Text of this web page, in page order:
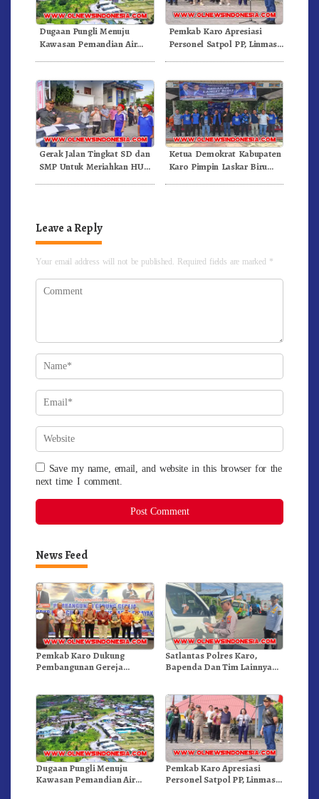
Dugaan Pungli Menuju
Kawasan Pemandian Air
Pemkab Karo Apresiasi
Personel Satpol PP, Linmas,
Gerak Jalan Tingkat SD dan
SMP Untuk Meriahkan HUT
Ketua Demokrat Kabupaten
Karo Pimpin Laskar Biru
Leave a Reply
Your email address will not be published. Required fields are marked *
Save my name, email, and website in this browser for the
next time I comment.
News Feed
Pemkab Karo Dukung
Pembangunan Gereja
Satlantas Polres Karo,
Bapenda Dan Tim Lainnya
Dugaan Pungli Menuju
Kawasan Pemandian Air
Pemkab Karo Apresiasi
Personel Satpol PP, Linmas,